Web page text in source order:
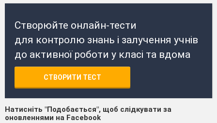
Створюйте онлайн-тести
для контролю знань і залучення учнів
до активної роботи у класі та вдома
СТВОРИТИ ТЕСТ
Натисніть "Подобається", щоб слідкувати за
оновленнями на Facebook